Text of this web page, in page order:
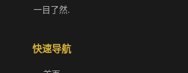
一目了然.
快速导航